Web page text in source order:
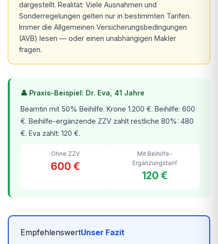
dargestellt. Realität: Viele Ausnahmen und
Sonderregelungen gelten nur in bestimmten Tarifen.
Immer die Allgemeinen Versicherungsbedingungen
(AVB) lesen — oder einen unabhängigen Makler
fragen.
👤 Praxis-Beispiel: Dr. Eva, 41 Jahre
Beamtin mit 50% Beihilfe. Krone 1.200 €. Beihilfe: 600
€. Beihilfe-ergänzende ZZV zahlt restliche 80%: 480
€. Eva zahlt: 120 €.
Ohne ZZV
600 €
Mit Beihilfe-
Ergänzungstarif
120 €
EmpfehlenswertUnser Fazit